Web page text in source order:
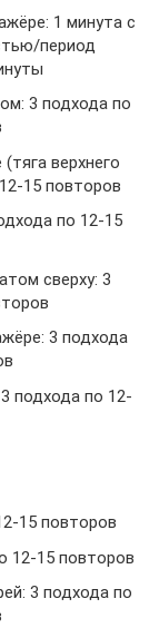
1 минута с
период
3 подхода по
верхнего
15 повторов
по 12-15
сверху: 3
3 подхода
подхода по 12-
15 повторов
12-15 повторов
3 подхода по